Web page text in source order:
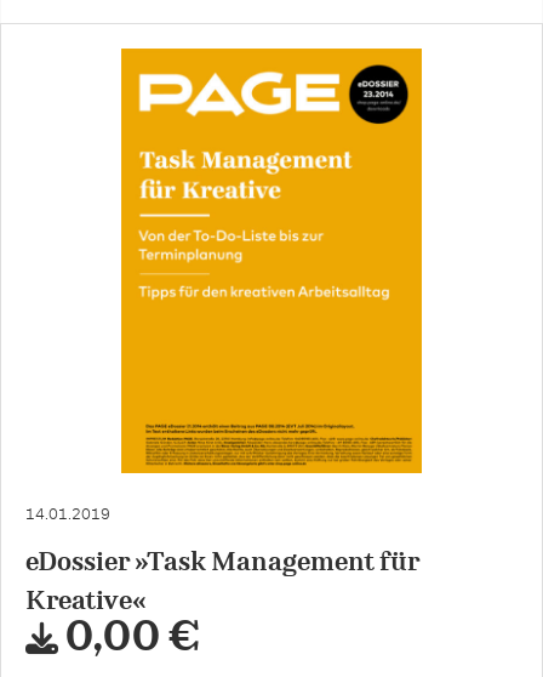
14.01.2019
eDossier »Task Management für
Kreative«
0,00 €